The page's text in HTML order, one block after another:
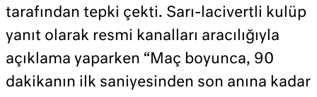
tarafından tepki çekti. Sarı-lacivertli kulüp
yanıt olarak resmi kanalları aracılığıyla
açıklama yaparken “Maç boyunca, 90
dakikanın ilk saniyesinden son anına kadar